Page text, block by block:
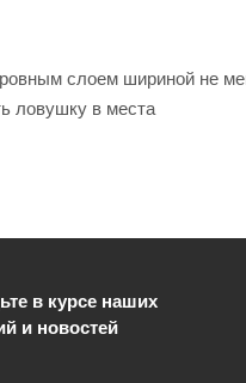
ровным слоем шириной не
ловушку в места
в курсе наших
и новостей